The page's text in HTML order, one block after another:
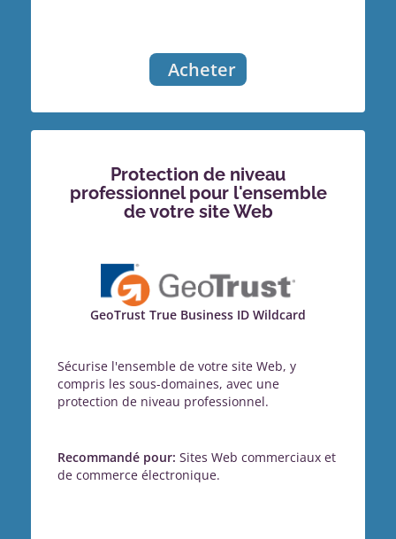
Acheter
Protection de niveau
professionnel pour l'ensemble
de votre site Web
GeoTrust True Business ID Wildcard
Sécurise l'ensemble de votre site Web, y
compris les sous-domaines, avec une
protection de niveau professionnel.
Recommandé pour: Sites Web commerciaux et
de commerce électronique.